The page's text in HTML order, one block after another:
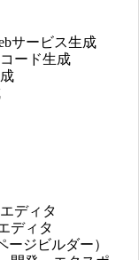
サービス生成
ード生成
ディタ
ディタ
ージビルダー）